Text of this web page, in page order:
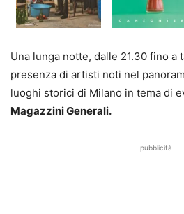
Una lunga notte, dalle 21.30 fino a
presenza di artisti noti nel
luoghi storici di Milano in tema di
Magazzini Generali.
pubblicità